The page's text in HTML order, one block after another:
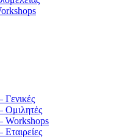
Γενικές
Ομιλητές
Workshops